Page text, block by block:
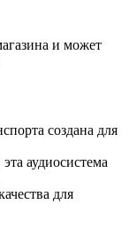
и может
создана для
аудиосистема
для